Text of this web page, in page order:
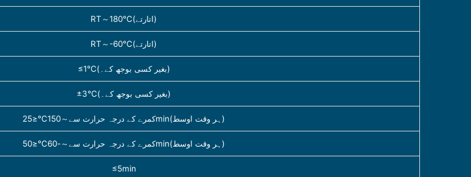
RT～180℃(اتارتے)
RT～-60℃(اتارتے)
≤1℃(بغیر کسی بوجھ کے۔)
±3℃(بغیر کسی بوجھ کے۔)
کمرے کے درجہ حرارت سے～150℃≤25min(ہر وقت اوسط)
کمرے کے درجہ حرارت سے～-60℃≤50min(ہر وقت اوسط)
≤5min